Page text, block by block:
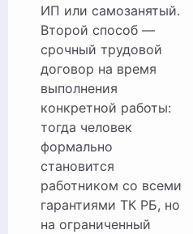
ИП или самозанятый.
Второй способ —
срочный трудовой
договор на время
выполнения
конкретной работы:
тогда человек
формально
становится
работником со всеми
гарантиями ТК РБ, но
на ограниченный